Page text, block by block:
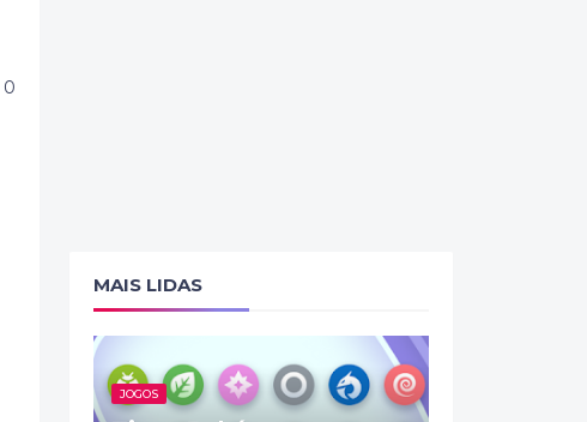
0
MAIS LIDAS
JOGOS